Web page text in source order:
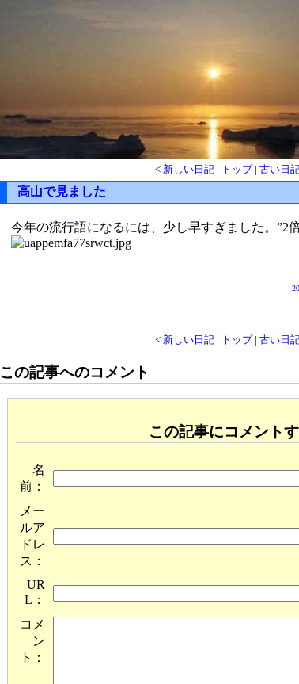
< 新しい日記| トップ| 古い日
高山で見ました
今年の流行語になるには、少し早すぎました。”2
< 新しい日記| トップ| 古い日
この記事へのコメント
この記事にコメント
名
前：
メー
ルア
ドレ
ス：
UR
L：
コメ
ン
ト：